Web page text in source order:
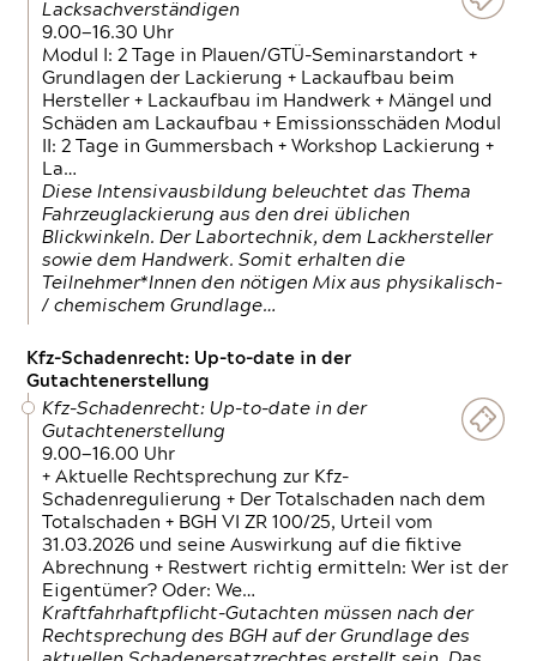
Lacksachverständigen
9.00—16.30 Uhr
Modul I: 2 Tage in Plauen/GTÜ-Seminarstandort +
Grundlagen der Lackierung + Lackaufbau beim
Hersteller + Lackaufbau im Handwerk + Mängel und
Schäden am Lackaufbau + Emissionsschäden Modul
II: 2 Tage in Gummersbach + Workshop Lackierung +
La…
Diese Intensivausbildung beleuchtet das Thema
Fahrzeuglackierung aus den drei üblichen
Blickwinkeln. Der Labortechnik, dem Lackhersteller
sowie dem Handwerk. Somit erhalten die
Teilnehmer*Innen den nötigen Mix aus physikalisch-
/ chemischem Grundlage…
Kfz-Schadenrecht: Up-to-date in der
Gutachtenerstellung
Kfz-Schadenrecht: Up-to-date in der
Gutachtenerstellung
9.00—16.00 Uhr
+ Aktuelle Rechtsprechung zur Kfz-
Schadenregulierung + Der Totalschaden nach dem
Totalschaden + BGH VI ZR 100/25, Urteil vom
31.03.2026 und seine Auswirkung auf die fiktive
Abrechnung + Restwert richtig ermitteln: Wer ist der
Eigentümer? Oder: We…
Kraftfahrhaftpflicht-Gutachten müssen nach der
Rechtsprechung des BGH auf der Grundlage des